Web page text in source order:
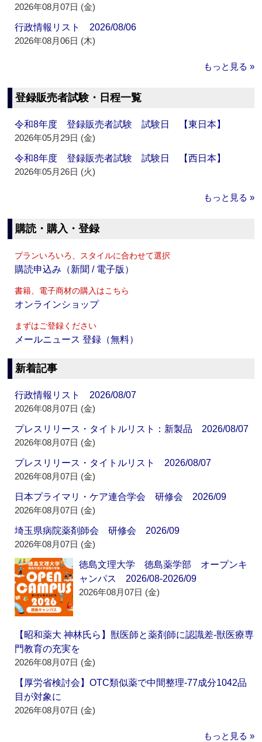
2026年08月07日 (金)
行政情報リスト 2026/08/06
2026年08月06日 (木)
もっと見る »
登録販売者試験・日程一覧
令和8年度 登録販売者試験 試験日 【東日本】
2026年05月29日 (金)
令和8年度 登録販売者試験 試験日 【西日本】
2026年05月26日 (火)
もっと見る »
購読・購入・登録
プランいろいろ、スタイルに合わせて選択
購読申込み（新聞 / 電子版）
書籍、電子商材の購入はこちら
オンラインショップ
まずはご登録ください
メールニュース 登録（無料）
新着記事
行政情報リスト 2026/08/07
2026年08月07日 (金)
プレスリリース・タイトルリスト：新製品 2026/08/07
2026年08月07日 (金)
プレスリリース・タイトルリスト 2026/08/07
2026年08月07日 (金)
日本プライマリ・ケア連合学会 研修会 2026/09
2026年08月07日 (金)
埼玉県病院薬剤師会 研修会 2026/09
2026年08月07日 (金)
徳島文理大学 徳島薬学部 オープンキ
ャンパス 2026/08-2026/09
2026年08月07日 (金)
【昭和薬大 神林氏ら】獣医師と薬剤師に認識差‐獣医療専
門教育の充実を
2026年08月07日 (金)
【厚労省検討会】OTC類似薬で中間整理‐77成分1042品
目が対象に
2026年08月07日 (金)
もっと見る »